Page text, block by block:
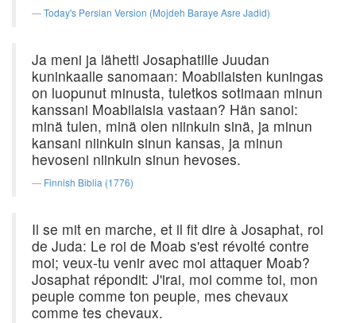
Today's Persian Version (Mojdeh Baraye Asre Jadid)
Ja meni ja lähetti Josaphatille Juudan
kuninkaalle sanomaan: Moabilaisten kuningas
on luopunut minusta, tuletkos sotimaan minun
kanssani Moabilaisia vastaan? Hän sanoi:
minä tulen, minä olen niinkuin sinä, ja minun
kansani niinkuin sinun kansas, ja minun
hevoseni niinkuin sinun hevoses.
Finnish Biblia (1776)
Il se mit en marche, et il fit dire à Josaphat, roi
de Juda: Le roi de Moab s'est révolté contre
moi; veux-tu venir avec moi attaquer Moab?
Josaphat répondit: J'irai, moi comme toi, mon
peuple comme ton peuple, mes chevaux
comme tes chevaux.